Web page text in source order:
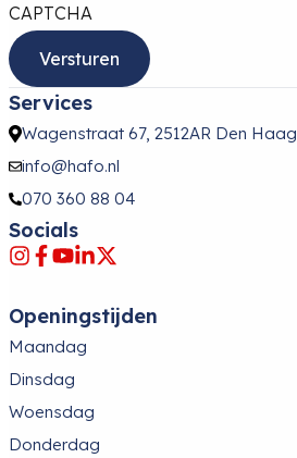
CAPTCHA
Services
Wagenstraat 67, 2512AR Den Haag
info@hafo.nl
070 360 88 04
Socials
Openingstijden
Maandag
Dinsdag
Woensdag
Donderdag